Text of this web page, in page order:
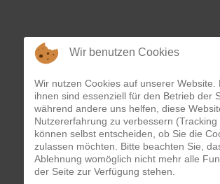
Wir benutzen Cookies
Wir nutzen Cookies auf unserer Website.
ihnen sind essenziell für den Betrieb der
während andere uns helfen, diese
Nutzererfahrung zu verbessern (Tracking
können selbst entscheiden, ob Sie die
zulassen möchten. Bitte beachten Sie,
Ablehnung womöglich nicht mehr alle
der Seite zur Verfügung stehen.